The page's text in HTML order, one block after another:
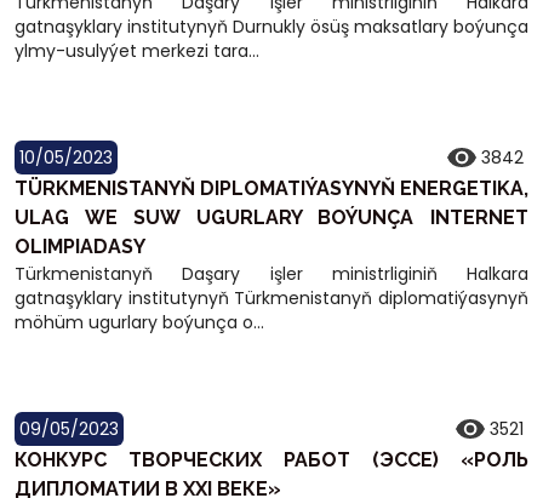
gatnaşyklary institutynyň Durnukly ösüş maksatlary boýunça
ylmy-usulyýet merkezi tara...
10/05/2023 3842
TÜRKMENISTANYŇ DIPLOMATIÝASYNYŇ ENERGETIKA,
ULAG WE SUW UGURLARY BOÝUNÇA INTERNET
OLIMPIADASY
Türkmenistanyň Daşary işler ministrliginiň Halkara
gatnaşyklary institutynyň Türkmenistanyň diplomatiýasynyň
möhüm ugurlary boýunça o...
09/05/2023 3521
КОНКУРС ТВОРЧЕСКИХ РАБОТ (ЭССЕ) «РОЛЬ
ДИПЛОМАТИИ В XXI ВЕКЕ»